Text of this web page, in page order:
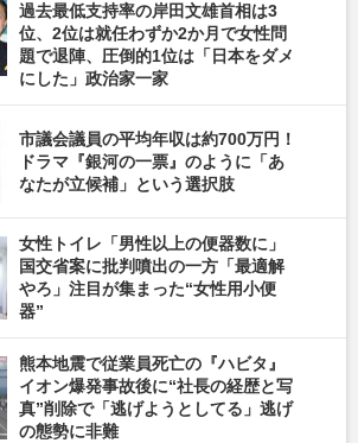
過去最低支持率の岸田文雄首相は3
位、2位は就任わずか2か月で女性問
題で退陣、圧倒的1位は「日本をダメ
にした」政治家一家
市議会議員の平均年収は約700万円！
ドラマ『銀河の一票』のように「あ
なたが立候補」という選択肢
女性トイレ「男性以上の便器数に」
国交省案に批判噴出の一方「最適解
やろ」注目が集まった“女性用小便
器”
熊本地震で従業員死亡の『ハビタ』
イオン爆発事故後に“社長の経歴と写
真”削除で「逃げようとしてる」逃げ
の態勢に非難